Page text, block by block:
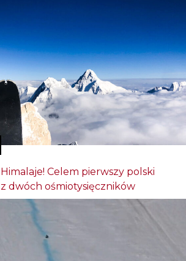
Celem pierwszy polski
dwóch ośmiotysięczników